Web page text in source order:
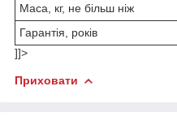
Маса, кг, не більш ніж
Гарантія, років
]]>
Приховати